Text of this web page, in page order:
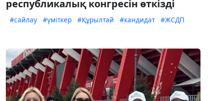
республикалық конгресін өткізді
#сайлау #үміткер #Құрылтай #кандидат #ЖСДП